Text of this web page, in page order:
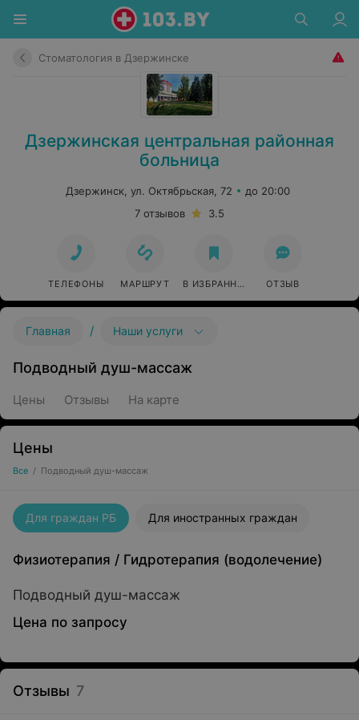
Стоматология в Дзержинске
Дзержинская центральная районная
больница
Дзержинск, ул. Октябрьская, 72
до 20:00
7 отзывов
3.5
ТЕЛЕФОНЫ МАРШРУТ В ИЗБРАННОЕ ОТЗЫВ
Главная / Наши услуги
Подводный душ-массаж
Цены Отзывы На карте
Цены
Все / Подводный душ-массаж
Для граждан РБ Для иностранных граждан
Физиотерапия / Гидротерапия (водолечение)
Подводный душ-массаж
Цена по запросу
Отзывы 7